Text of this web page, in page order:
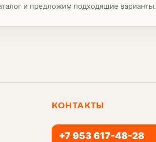
и предложим подходящие варианты.
КОНТАКТЫ
+7 953 617-48-28